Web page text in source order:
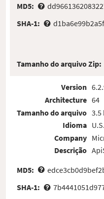
MD5:
SHA-1:
Tamanho do arquivo Zip:
Version
Architecture
Tamanho do arquivo
Idioma
Company
Descrição
64
3.5
MD5:
SHA-1: